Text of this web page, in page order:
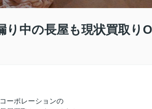
り中の長屋も現状買取り
ーポレーションの